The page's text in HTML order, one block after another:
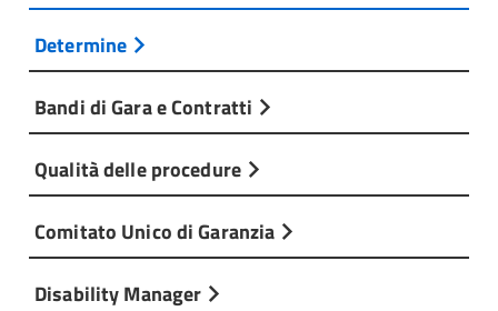
Determine
Bandi di Gara e Contratti
Qualità delle procedure
Comitato Unico di Garanzia
Disability Manager